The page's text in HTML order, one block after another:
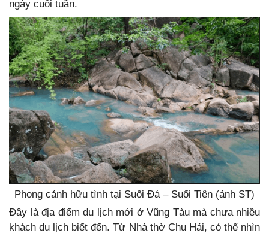
ngày cuối tuần.
Phong cảnh hữu tình tại Suối Đá – Suối Tiên (ảnh ST)
Đây là địa điểm du lịch mới ở Vũng Tàu mà chưa nhiều
khách du lịch biết đến.Từ Nhà thờ Chu Hải, có thể nhìn